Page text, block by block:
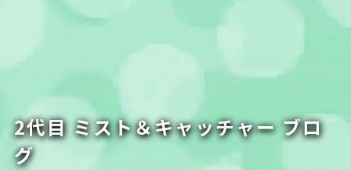
2代目 ミスト＆キャッチャー ブロ
グ